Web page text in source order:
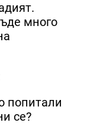
много
попитали
се?